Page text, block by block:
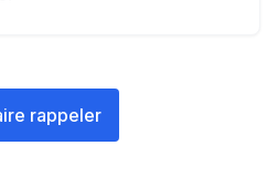
rappeler